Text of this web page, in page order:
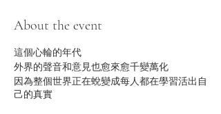
About the event
這個心輪的年代
外界的聲音和意見也愈來愈千變萬化
因為整個世界正在蛻變成每人都在學習活出自
己的真實